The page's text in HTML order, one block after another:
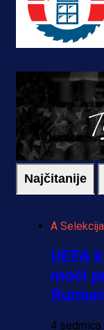
Najčitanije
A Selekcija
UEFA
moći
4 sedmica